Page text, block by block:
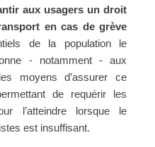
aux usagers un droit
en cas de grève
de la population le
- notamment - aux
moyens d’assurer ce
de requérir les
l’atteindre lorsque le
est insuffisant.